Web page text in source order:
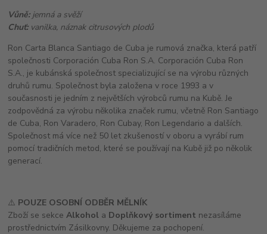
Vůně:jemná a svěží
Chuť:vanilka, náznak citrusových plodů
Ron Carta Blanca Santiago de Cuba je rumová značka, která patří
společnosti Corporación Cuba Ron S.A. Corporación Cuba Ron
S.A., je kubánská společnost specializující se na výrobu různých
druhů rumu. Společnost byla založena v roce 1993 a v
současnosti je jedním z největších výrobců rumu na Kubě. Je
zodpovědná za výrobu několika značek rumu, včetně Ron Santiago
de Cuba, Ron Varadero, Ron Cubay, Ron Legendario a dalších.
Společnost má více než 50 let zkušeností v oboru a vyrábí rum
pomocí tradičních metod, které se používají na Kubě již po několik
generací.
⚠️ POUZE OSOBNÍ ODBĚR MĚLNÍK
Zboží se sekceAlkohol a Doplňkový sortiment nezasíláme
prostřednictvím Zásilkovny. Děkujeme za pochopení.